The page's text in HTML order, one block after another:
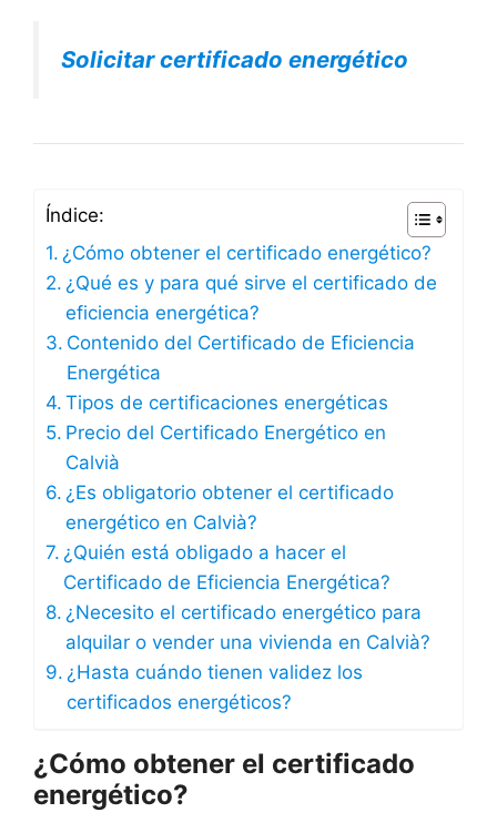
Solicitar certificado energético
Índice:
¿Cómo obtener el certificado energético?
¿Qué es y para qué sirve el certificado de
eficiencia energética?
Contenido del Certificado de Eficiencia
Energética
Tipos de certificaciones energéticas
Precio del Certificado Energético en
Calvià
¿Es obligatorio obtener el certificado
energético en Calvià?
¿Quién está obligado a hacer el
Certificado de Eficiencia Energética?
¿Necesito el certificado energético para
alquilar o vender una vivienda en Calvià?
¿Hasta cuándo tienen validez los
certificados energéticos?
¿Cómo obtener el certificado
energético?